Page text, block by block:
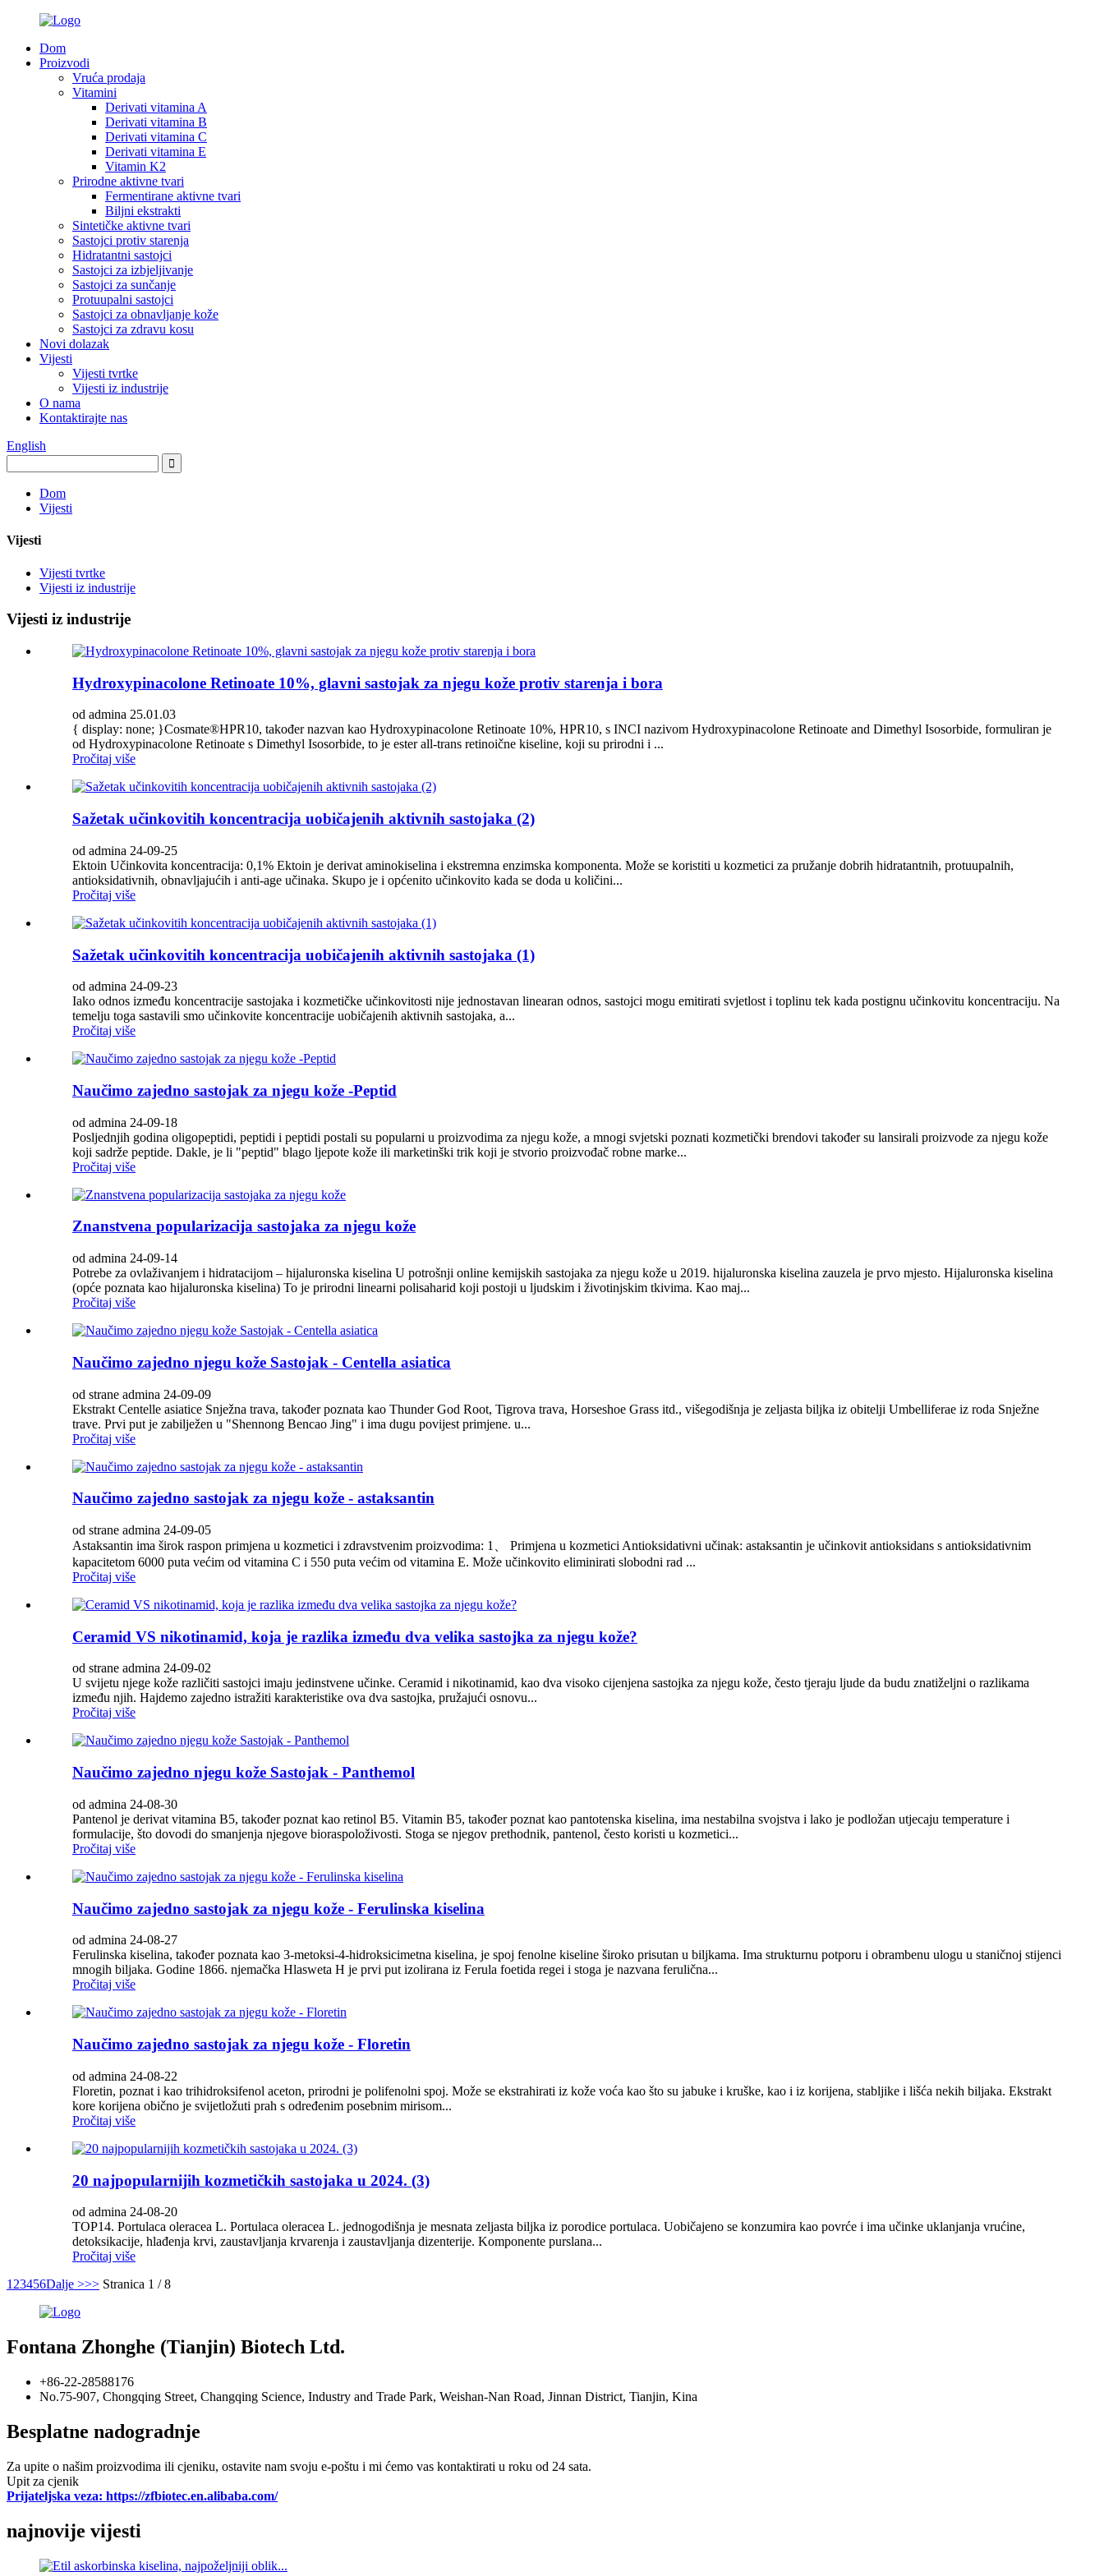
Dom
Proizvodi
Vruća prodaja
Vitamini
Derivati ​​vitamina A
Derivati ​​vitamina B
Derivati ​​vitamina C
Derivati ​​vitamina E
Vitamin K2
Prirodne aktivne tvari
Fermentirane aktivne tvari
Biljni ekstrakti
Sintetičke aktivne tvari
Sastojci protiv starenja
Hidratantni sastojci
Sastojci za izbjeljivanje
Sastojci za sunčanje
Protuupalni sastojci
Sastojci za obnavljanje kože
Sastojci za zdravu kosu
Novi dolazak
Vijesti
Vijesti tvrtke
Vijesti iz industrije
O nama
Kontaktirajte nas
English
Dom
Vijesti
Vijesti
Vijesti tvrtke
Vijesti iz industrije
Vijesti iz industrije
Hydroxypinacolone Retinoate 10%, glavni sastojak za njegu kože protiv starenja i bora
od admina 25.01.03
{ display: none; }Cosmate®HPR10, također nazvan kao Hydroxypinacolone Retinoate 10%, HPR10, s INCI nazivom Hydroxypinacolone Retinoate and Dimethyl Isosorbide, formuliran je
od Hydroxypinacolone Retinoate s Dimethyl Isosorbide, to je ester all-trans retinoične kiseline, koji su prirodni i ...
Pročitaj više
Sažetak učinkovitih koncentracija uobičajenih aktivnih sastojaka (2)
od admina 24-09-25
Ektoin Učinkovita koncentracija: 0,1% Ektoin je derivat aminokiselina i ekstremna enzimska komponenta. Može se koristiti u kozmetici za pružanje dobrih hidratantnih, protuupalnih,
antioksidativnih, obnavljajućih i anti-age učinaka. Skupo je i općenito učinkovito kada se doda u količini...
Pročitaj više
Sažetak učinkovitih koncentracija uobičajenih aktivnih sastojaka (1)
od admina 24-09-23
Iako odnos između koncentracije sastojaka i kozmetičke učinkovitosti nije jednostavan linearan odnos, sastojci mogu emitirati svjetlost i toplinu tek kada postignu učinkovitu koncentraciju. Na
temelju toga sastavili smo učinkovite koncentracije uobičajenih aktivnih sastojaka, a...
Pročitaj više
Naučimo zajedno sastojak za njegu kože -Peptid
od admina 24-09-18
Posljednjih godina oligopeptidi, peptidi i peptidi postali su popularni u proizvodima za njegu kože, a mnogi svjetski poznati kozmetički brendovi također su lansirali proizvode za njegu kože
koji sadrže peptide. Dakle, je li "peptid" blago ljepote kože ili marketinški trik koji je stvorio proizvođač robne marke...
Pročitaj više
Znanstvena popularizacija sastojaka za njegu kože
od admina 24-09-14
Potrebe za ovlaživanjem i hidratacijom – hijaluronska kiselina U potrošnji online kemijskih sastojaka za njegu kože u 2019. hijaluronska kiselina zauzela je prvo mjesto. Hijaluronska kiselina
(opće poznata kao hijaluronska kiselina) To je prirodni linearni polisaharid koji postoji u ljudskim i životinjskim tkivima. Kao maj...
Pročitaj više
Naučimo zajedno njegu kože Sastojak - Centella asiatica
od strane admina 24-09-09
Ekstrakt Centelle asiatice Snježna trava, također poznata kao Thunder God Root, Tigrova trava, Horseshoe Grass itd., višegodišnja je zeljasta biljka iz obitelji Umbelliferae iz roda Snježne
trave. Prvi put je zabilježen u "Shennong Bencao Jing" i ima dugu povijest primjene. u...
Pročitaj više
Naučimo zajedno sastojak za njegu kože - astaksantin
od strane admina 24-09-05
Astaksantin ima širok raspon primjena u kozmetici i zdravstvenim proizvodima: 1、 Primjena u kozmetici Antioksidativni učinak: astaksantin je učinkovit antioksidans s antioksidativnim
kapacitetom 6000 puta većim od vitamina C i 550 puta većim od vitamina E. Može učinkovito eliminirati slobodni rad ...
Pročitaj više
Ceramid VS nikotinamid, koja je razlika između dva velika sastojka za njegu kože?
od strane admina 24-09-02
U svijetu njege kože različiti sastojci imaju jedinstvene učinke. Ceramid i nikotinamid, kao dva visoko cijenjena sastojka za njegu kože, često tjeraju ljude da budu znatiželjni o razlikama
između njih. Hajdemo zajedno istražiti karakteristike ova dva sastojka, pružajući osnovu...
Pročitaj više
Naučimo zajedno njegu kože Sastojak - Panthemol
od admina 24-08-30
Pantenol je derivat vitamina B5, također poznat kao retinol B5. Vitamin B5, također poznat kao pantotenska kiselina, ima nestabilna svojstva i lako je podložan utjecaju temperature i
formulacije, što dovodi do smanjenja njegove bioraspoloživosti. Stoga se njegov prethodnik, pantenol, često koristi u kozmetici...
Pročitaj više
Naučimo zajedno sastojak za njegu kože - Ferulinska kiselina
od admina 24-08-27
Ferulinska kiselina, također poznata kao 3-metoksi-4-hidroksicimetna kiselina, je spoj fenolne kiseline široko prisutan u biljkama. Ima strukturnu potporu i obrambenu ulogu u staničnoj stijenci
mnogih biljaka. Godine 1866. njemačka Hlasweta H je prvi put izolirana iz Ferula foetida regei i stoga je nazvana ferulična...
Pročitaj više
Naučimo zajedno sastojak za njegu kože - Floretin
od admina 24-08-22
Floretin, poznat i kao trihidroksifenol aceton, prirodni je polifenolni spoj. Može se ekstrahirati iz kože voća kao što su jabuke i kruške, kao i iz korijena, stabljike i lišća nekih biljaka. Ekstrakt
kore korijena obično je svijetložuti prah s određenim posebnim mirisom...
Pročitaj više
20 najpopularnijih kozmetičkih sastojaka u 2024. (3)
od admina 24-08-20
TOP14. Portulaca oleracea L. Portulaca oleracea L. jednogodišnja je mesnata zeljasta biljka iz porodice portulaca. Uobičajeno se konzumira kao povrće i ima učinke uklanjanja vrućine,
detoksikacije, hlađenja krvi, zaustavljanja krvarenja i zaustavljanja dizenterije. Komponente purslana...
Pročitaj više
1 23456Dalje >>> Stranica 1 / 8
Fontana Zhonghe (Tianjin) Biotech Ltd.
+86-22-28588176
No.75-907, Chongqing Street, Changqing Science, Industry and Trade Park, Weishan-Nan Road, Jinnan District, Tianjin, Kina
Besplatne nadogradnje
Za upite o našim proizvodima ili cjeniku, ostavite nam svoju e-poštu i mi ćemo vas kontaktirati u roku od 24 sata.
Upit za cjenik
Prijateljska veza: https://zfbiotec.en.alibaba.com/
najnovije vijesti